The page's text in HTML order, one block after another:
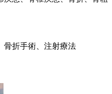
骨折手術、注射療法